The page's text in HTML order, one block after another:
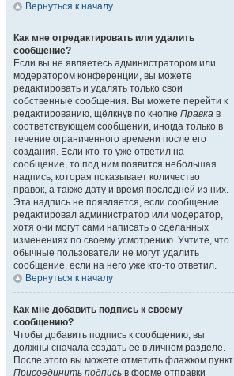
Вернуться к началу
Как мне отредактировать или удалить
сообщение?
Если вы не являетесь администратором или
модератором конференции, вы можете
редактировать и удалять только свои
собственные сообщения. Вы можете перейти к
редактированию, щёлкнув по кнопке Правка в
соответствующем сообщении, иногда только в
течение ограниченного времени после его
создания. Если кто-то уже ответил на
сообщение, то под ним появится небольшая
надпись, которая показывает количество
правок, а также дату и время последней из них.
Эта надпись не появляется, если сообщение
редактировал администратор или модератор,
хотя они могут сами написать о сделанных
изменениях по своему усмотрению. Учтите, что
обычные пользователи не могут удалить
сообщение, если на него уже кто-то ответил.
Вернуться к началу
Как мне добавить подпись к своему
сообщению?
Чтобы добавить подпись к сообщению, вы
должны сначала создать её в личном разделе.
После этого вы можете отметить флажком пункт
Присоединить подпись в форме отправки